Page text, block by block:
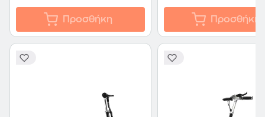
Προσθήκη Προσθήκη